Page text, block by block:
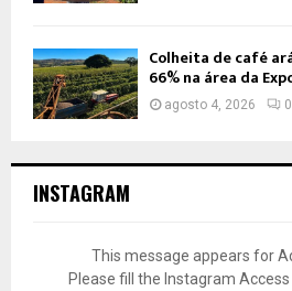
Colheita de café
66% na área da
agosto 4, 2026 0
INSTAGRAM
This message appears for
Please fill the Instagram